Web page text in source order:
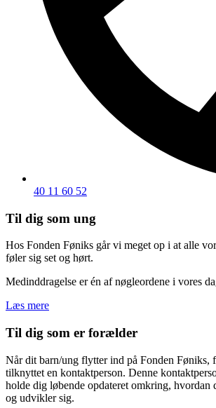
40 11 60 52
Til dig som ung
Hos Fonden Føniks går vi meget op i at alle
føler sig set og hørt.
Medinddragelse er én af nøgleordene i vores
Læs mere
Til dig som er forælder
Når dit barn/ung flytter ind på Fonden Føniks,
tilknyttet en kontaktperson. Denne
holde dig løbende opdateret omkring, hvordan
og udvikler sig.